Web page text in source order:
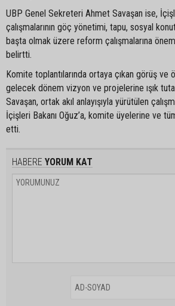
UBP Genel Sekreteri Ahmet Savaşan ise,
çalışmalarının göç yönetimi, tapu, sosyal
başta olmak üzere reform çalışmalarına
belirtti.
Komite toplantılarında ortaya çıkan görüş ve
gelecek dönem vizyon ve projelerine ışık
Savaşan, ortak akıl anlayışıyla yürütülen
İçişleri Bakanı Oğuz’a, komite üyelerine ve
etti.
HABERE YORUM KAT